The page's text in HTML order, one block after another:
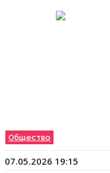
Общество
07.05.2026 19:15